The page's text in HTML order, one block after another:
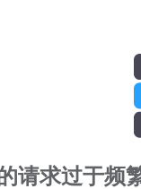
请求过于频